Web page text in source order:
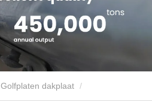
Golfplaten dakplaat